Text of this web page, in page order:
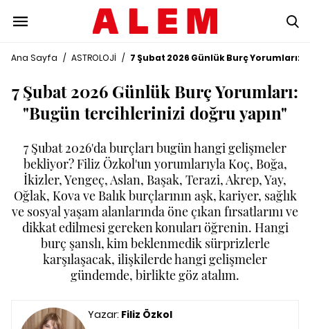
Ana Sayfa / ASTROLOJİ / 7 Şubat 2026 Günlük Burç
7 Şubat 2026 Günlük Burç Yorumları:
"Bugün tercihlerinizi doğru yapın"
7 Şubat 2026'da burçları bugün hangi gelişmeler
bekliyor? Filiz Özkol'un yorumlarıyla Koç, Boğa,
İkizler, Yengeç, Aslan, Başak, Terazi, Akrep, Yay,
Oğlak, Kova ve Balık burçlarının aşk, kariyer, sağlık
ve sosyal yaşam alanlarında öne çıkan fırsatlarını ve
dikkat edilmesi gereken konuları öğrenin. Hangi
burç şanslı, kim beklenmedik sürprizlerle
karşılaşacak, ilişkilerde hangi gelişmeler
gündemde, birlikte göz atalım.
Yazar: Filiz Özkol